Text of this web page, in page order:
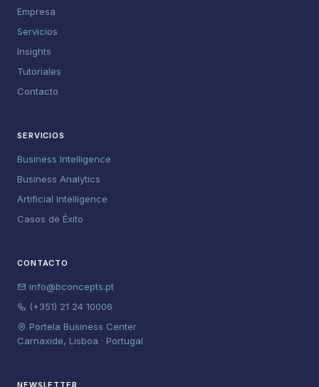
Empresa
Servicios
Insights
Tutoriales
Contacto
SERVICIOS
Business Intelligence
Business Analytics
Artificial Intelligence
Casos de Éxito
CONTACTO
info@bconcepts.pt
(+351) 21 24 10006
Portela Business Center
Carnaxide, Lisboa · Portugal
NEWSLETTER